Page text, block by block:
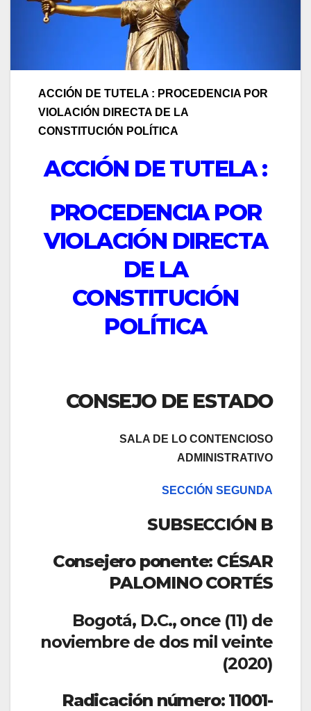
ACCIÓN DE TUTELA : PROCEDENCIA POR
VIOLACIÓN DIRECTA DE LA
CONSTITUCIÓN POLÍTICA
ACCIÓN DE TUTELA :
PROCEDENCIA POR
VIOLACIÓN DIRECTA
DE LA
CONSTITUCIÓN
POLÍTICA
CONSEJO DE ESTADO
SALA DE LO CONTENCIOSO
ADMINISTRATIVO
SECCIÓN SEGUNDA
SUBSECCIÓN B
Consejero ponente: CÉSAR
PALOMINO CORTÉS
Bogotá, D.C., once (11) de
noviembre de dos mil veinte
(2020)
Radicación número: 11001-